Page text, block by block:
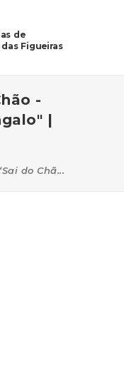
de
Figueiras
-
|
do Chã...